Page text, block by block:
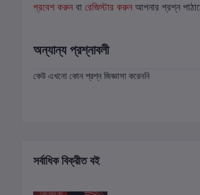
প্রবেশ করুন বা রেজিস্টার করুন আপনার প্রশ্ন
অন্যান্য প্রশ্নাবলী
কেউ এখনো কোন প্রশ্ন জিজ্ঞাসা করেননি
সর্বাধিক বিক্রীত বই